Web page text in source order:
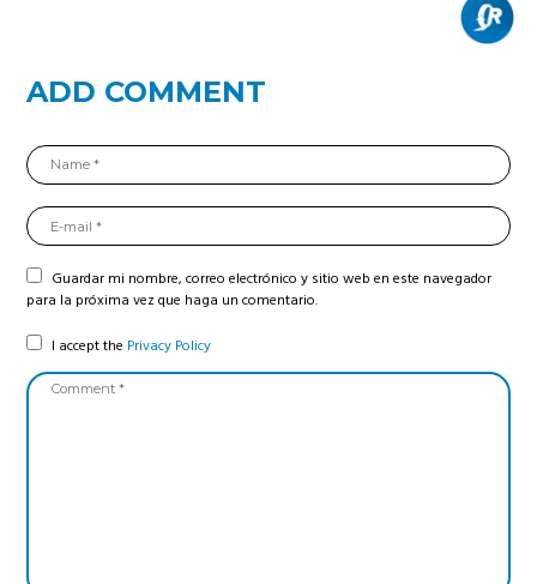
ADD COMMENT
Guardar mi nombre, correo electrónico y sitio web en este navegador
para la próxima vez que haga un comentario.
I accept the Privacy Policy